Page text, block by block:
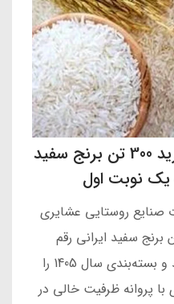
آگهی مناقصه عمومی خرید 300 تن برنج سفید
یک نوبت اول
روستایی عشایری
در نظر دارد مقدار 300 تن برنج سفید ایرانی رقم
هاشمی درجه 1 برداشت، تولید و بسته‌بندی سال 1405 را
با پروانه ظرفیت خالی در